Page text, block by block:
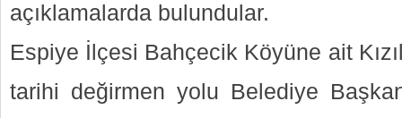
açıklamalarda bulundular.
Espiye İlçesi Bahçecik Köyüne ait
tarihi değirmen yolu Belediye